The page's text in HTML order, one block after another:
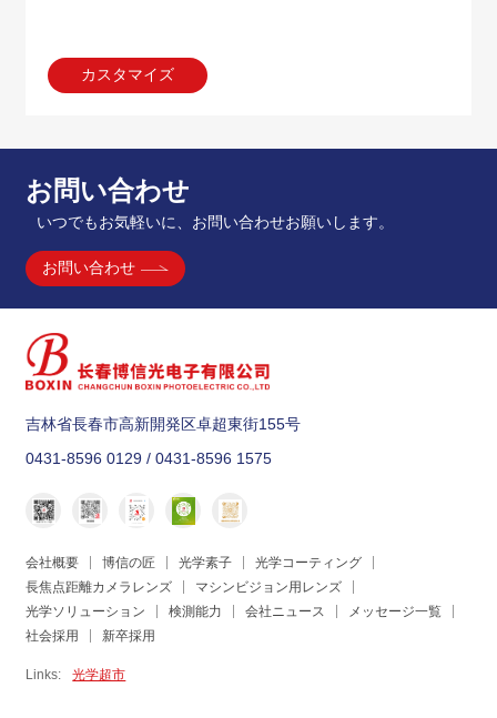
カスタマイズ
お問い合わせ
いつでもお気軽いに、お問い合わせお願いします。
お問い合わせ
吉林省長春市高新開発区卓超東街155号
0431-8596 0129 / 0431-8596 1575
会社概要 博信の匠 光学素子
光学コーティング
長焦点距離カメラレンズ
マシンビジョン用レンズ
光学ソリューション
検測能力 会社ニュース
メッセージ一覧
社会採用
新卒採用
Links: 光学超市